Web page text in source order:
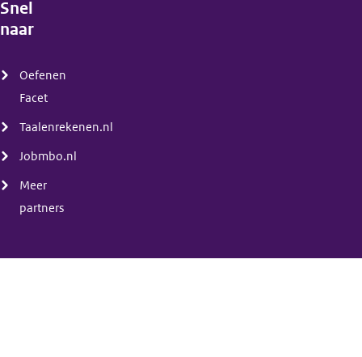
Snel
naar
Oefenen
Facet
Taalenrekenen.nl
Jobmbo.nl
Meer
partners